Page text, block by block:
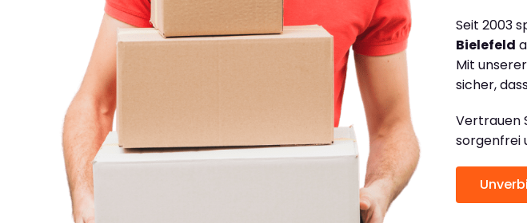
Seit 2003
Bielefeld
Mit
sicher,
Vertrauen
sorgenfrei